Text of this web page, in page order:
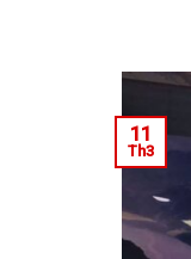
11
Th3